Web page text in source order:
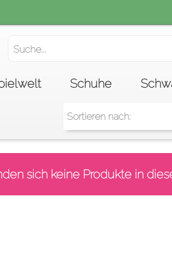
Schuhe
sich keine Produkte in